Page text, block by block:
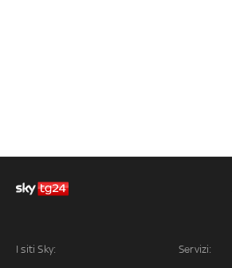
I siti Sky: Servizi: